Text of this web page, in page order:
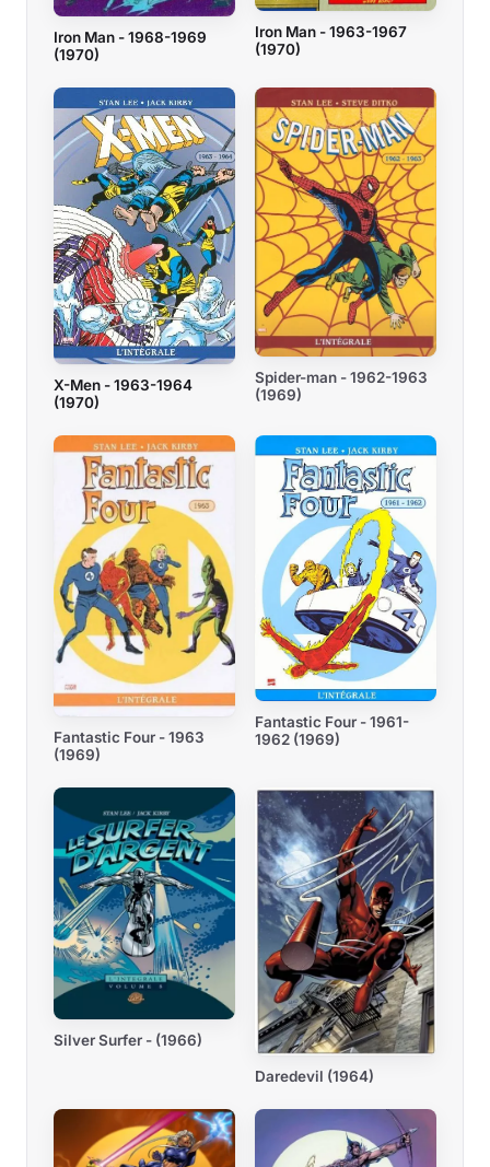
Iron Man - 1968-1969
(1970)
Iron Man - 1963-1967
(1970)
X-Men - 1963-1964
(1970)
Spider-man - 1962-1963
(1969)
Fantastic Four - 1963
(1969)
Fantastic Four - 1961-
1962 (1969)
Silver Surfer - (1966)
Daredevil (1964)